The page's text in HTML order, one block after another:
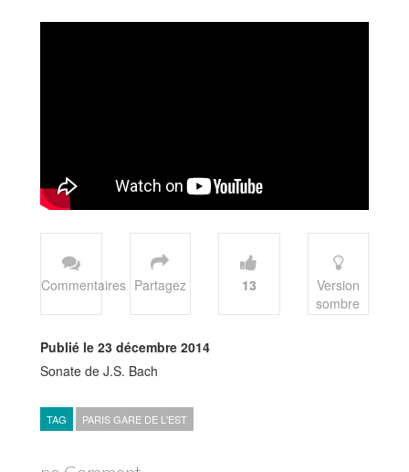
Commentaires Partagez 13
Version
sombre
Publié le 23 décembre 2014
Sonate de J.S. Bach
TAG PARIS GARE DE L'EST